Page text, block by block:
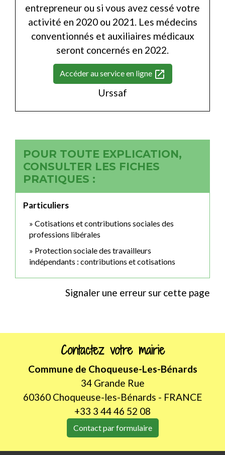
entrepreneur ou si vous avez cessé votre
activité en 2020 ou 2021. Les médecins
conventionnés et auxiliaires médicaux
seront concernés en 2022.
Accéder au service en ligne open_in_new
Urssaf
POUR TOUTE EXPLICATION,
CONSULTER LES FICHES
PRATIQUES :
Particuliers
Cotisations et contributions sociales des
professions libérales
Protection sociale des travailleurs
indépendants : contributions et cotisations
Signaler une erreur sur cette page
Contactez votre mairie
Commune de Choqueuse-Les-Bénards
34 Grande Rue
60360 Choqueuse-les-Bénards - FRANCE
+33 3 44 46 52 08
Contact par formulaire